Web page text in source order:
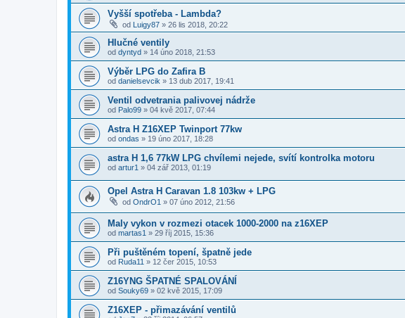
Vyšší spotřeba - Lambda?
od Luigy87 » 26 lis 2018, 20:22
Hlučné ventily
od dyntyd » 14 úno 2018, 21:53
Výběr LPG do Zafira B
od danielsevcik » 13 dub 2017, 19:41
Ventil odvetrania palivovej nádrže
od Palo99 » 04 kvě 2017, 07:44
Astra H Z16XEP Twinport 77kw
od ondas » 19 úno 2017, 18:28
astra H 1,6 77kW LPG chvílemi nejede, svítí kontrolka motoru
od artur1 » 04 zář 2013, 01:19
Opel Astra H Caravan 1.8 103kw + LPG
od OndrO1 » 07 úno 2012, 21:56
Maly vykon v rozmezi otacek 1000-2000 na z16XEP
od martas1 » 29 říj 2015, 15:36
Při puštěném topení, špatně jede
od Ruda11 » 12 čer 2015, 10:53
Z16YNG ŠPATNÉ SPALOVÁNÍ
od Souky69 » 02 kvě 2015, 17:09
Z16XEP - přimazávání ventilů